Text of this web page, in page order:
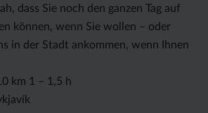
dass Sie noch den ganzen Tag auf
können, wenn Sie wollen – oder
in der Stadt ankommen, wenn Ihnen
km 1 – 1,5 h